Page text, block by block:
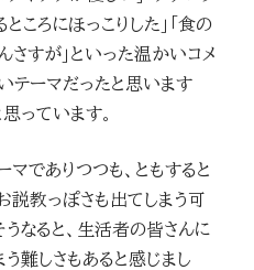
ころにほっこりした」「食の
すが」といった温かいコメ
テーマだったと思います
っています。
でありつつも、ともすると
説教っぽさも出てしまう可
なると、生活者の皆さんに
難しさもあると感じまし